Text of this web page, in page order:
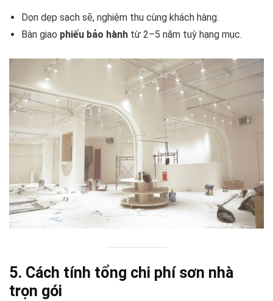
Dọn dẹp sạch sẽ, nghiệm thu cùng khách hàng.
Bàn giao phiếu bảo hành từ 2–5 năm tuỳ hạng mục.
5. Cách tính tổng chi phí sơn nhà
trọn gói